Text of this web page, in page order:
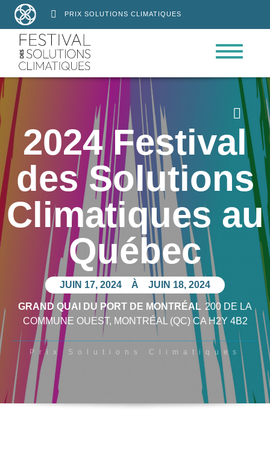
PRIX SOLUTIONS CLIMATIQUES
2024 Festival
des Solutions
Climatiques au
Québec
JUIN 17, 2024 À JUIN 18, 2024
GRAND QUAI DU PORT DE MONTRÉAL 200 DE LA
COMMUNE OUEST, MONTRÉAL(QC)CA H2Y 4B2
Prix Solutions Climatiques
